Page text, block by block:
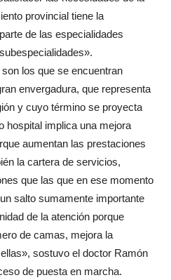
provincial tiene la
de las especialidades
los que se encuentran
envergadura, que representa
y cuyo término se proyecta
hospital implica una mejora
aumentan las prestaciones
la cartera de servicios,
que las que en ese momento
salto sumamente importante
de la atención porque
de camas, mejora la
sostuvo el doctor Ramón
de puesta en marcha.